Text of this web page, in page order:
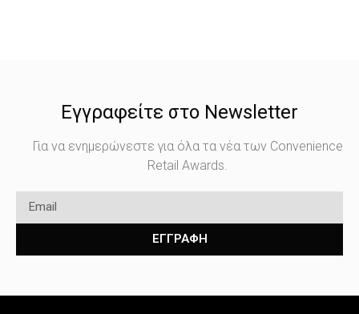
Εγγραφείτε στο Newsletter
Για να ενημερώνεστε για όλα τα νέα των Convenience
Retail Awards.
ΕΓΓΡΑΦΗ